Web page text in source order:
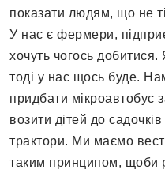
показати людям, що не
У нас є фермери,
хочуть чогось добитися.
тоді у нас щось буде.
придбати мікроавтобус
возити дітей до
трактори. Ми маємо
таким принципом, щоби